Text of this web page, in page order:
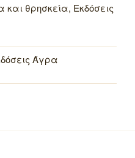
και θρησκεία, Εκδόσεις
Άγρα